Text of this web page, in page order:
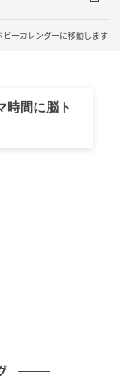
じことが繰り
のどこかに残っ
ビーカレンダーに移動します
時間に脳ト